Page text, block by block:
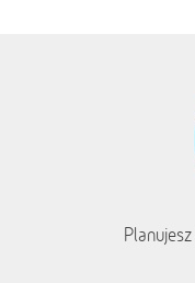
Planujesz